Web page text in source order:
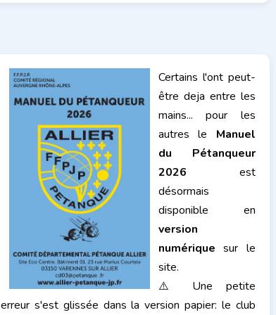
Certains l'ont peut-
être deja entre les
mains... pour les
autres le Manuel
du Pétanqueur
2026 est
désormais
disponible en
version
numérique sur le
site.
⚠️ Une petite
erreur s'est glissée dans la version papier: le club